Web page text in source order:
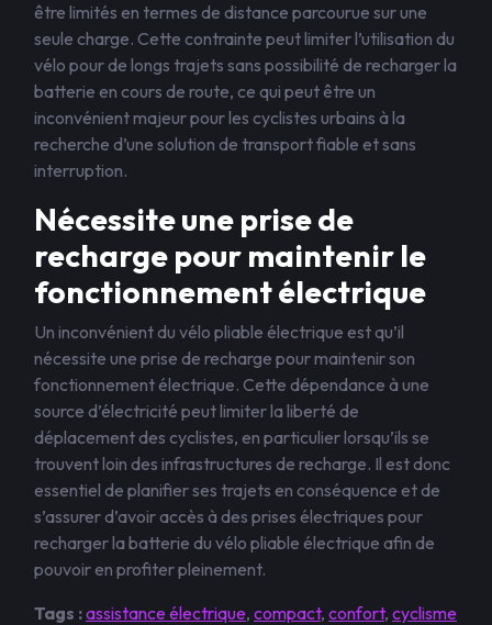
être limités en termes de distance parcourue sur une
seule charge. Cette contrainte peut limiter l’utilisation du
vélo pour de longs trajets sans possibilité de recharger la
batterie en cours de route, ce qui peut être un
inconvénient majeur pour les cyclistes urbains à la
recherche d’une solution de transport fiable et sans
interruption.
Nécessite une prise de
recharge pour maintenir le
fonctionnement électrique
Un inconvénient du vélo pliable électrique est qu’il
nécessite une prise de recharge pour maintenir son
fonctionnement électrique. Cette dépendance à une
source d’électricité peut limiter la liberté de
déplacement des cyclistes, en particulier lorsqu’ils se
trouvent loin des infrastructures de recharge. Il est donc
essentiel de planifier ses trajets en conséquence et de
s’assurer d’avoir accès à des prises électriques pour
recharger la batterie du vélo pliable électrique afin de
pouvoir en profiter pleinement.
Tags :assistance électrique, compact, confort, cyclisme